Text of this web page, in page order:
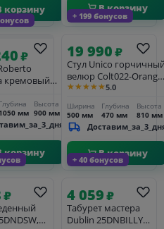
корзину В корзину
₽
кремовый
Глубина
1050 мм
Высота
900 мм
корзину
+ 199 бонусов
19 990₽
Стул Unico
велюр Colt022-Orang
50*47*81см
★★★★★5.0
Ширина
500 мм
Глубина
470 мм
Высота
810 мм
В корзину
₽
+ 40 бонусов
4 059₽
Табурет мастера
Dublin 25DNBILLY